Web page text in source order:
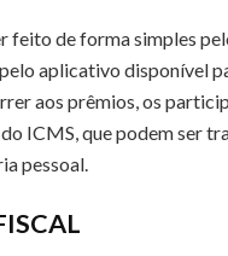
feito de forma simples
aplicativo disponível
aos prêmios, os
ICMS, que podem ser
pessoal.